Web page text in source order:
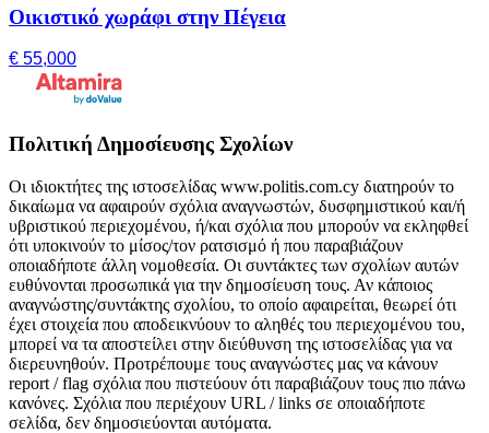
Οικιστικό χωράφι στην Πέγεια
€ 55,000
Πολιτική Δημοσίευσης Σχολίων
Οι ιδιοκτήτες της ιστοσελίδας www.politis.com.cy διατηρούν το
δικαίωμα να αφαιρούν σχόλια αναγνωστών, δυσφημιστικού και/ή
υβριστικού περιεχομένου, ή/και σχόλια που μπορούν να εκληφθεί
ότι υποκινούν το μίσος/τον ρατσισμό ή που παραβιάζουν
οποιαδήποτε άλλη νομοθεσία. Οι συντάκτες των σχολίων αυτών
ευθύνονται προσωπικά για την δημοσίευση τους. Αν κάποιος
αναγνώστης/συντάκτης σχολίου, το οποίο αφαιρείται, θεωρεί ότι
έχει στοιχεία που αποδεικνύουν το αληθές του περιεχομένου του,
μπορεί να τα αποστείλει στην διεύθυνση της ιστοσελίδας για να
διερευνηθούν. Προτρέπουμε τους αναγνώστες μας να κάνουν
report / flag σχόλια που πιστεύουν ότι παραβιάζουν τους πιο πάνω
κανόνες. Σχόλια που περιέχουν URL / links σε οποιαδήποτε
σελίδα, δεν δημοσιεύονται αυτόματα.